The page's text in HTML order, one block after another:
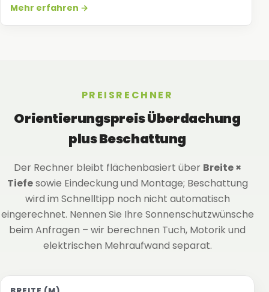
Mehr erfahren →
PREISRECHNER
Orientierungspreis Überdachung
plus Beschattung
Der Rechner bleibt flächenbasiert über Breite ×
Tiefesowie Eindeckung und Montage; Beschattung
wird im Schnelltipp noch nicht automatisch
eingerechnet. Nennen Sie Ihre Sonnenschutzwünsche
beim Anfragen – wir berechnen Tuch, Motorik und
elektrischen Mehraufwand separat.